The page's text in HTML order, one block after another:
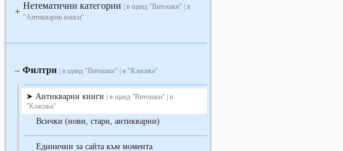
+
Нетематични категории
| в щанд "Витошки" | в
"Антикварни книги"
‒ Филтри | в щанд "Витошки" | в "Класика"
Антикварни книги
| в щанд "Витошки" | в
"Класика"
Всички (нови, стари, антикварни)
Единични за сайта към момента